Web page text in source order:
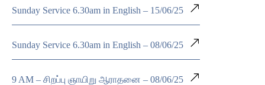
Sunday Service 6.30am in English – 15/06/25
Sunday Service 6.30am in English – 08/06/25
9 AM – சிறப்பு ஞாயிறு ஆராதனை – 08/06/25